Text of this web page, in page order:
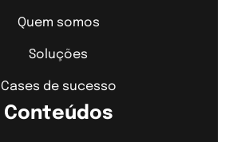
Quem somos
Soluções
Cases de sucesso
Conteúdos